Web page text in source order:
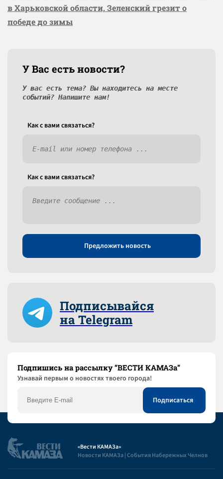
в Харьковской области, Зеленский грезит о
победе до зимы
У Вас есть новости?
У вас есть тема? Вы находитесь на месте
событий? Напишите нам!
Как c вами связаться?
Как c вами связаться?
Предложить новость
Подписывайся
на Telegram
Подпишись на рассылку “ВЕСТИ КАМАЗа”
Узнaвай первым о новостях твоего города!
«Вести КАМАЗа»
Новости КАМАЗа | События Набережных Челнов